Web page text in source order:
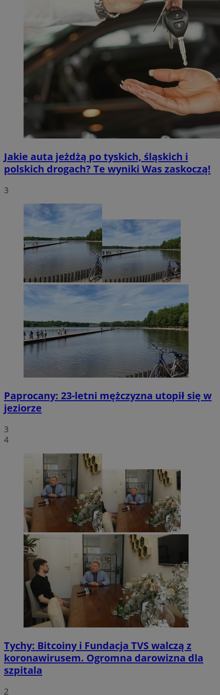
Jakie auta jeżdżą po tyskich, śląskich i
polskich drogach? Te wyniki Was zaskoczą!
3
Paprocany: 23-letni mężczyzna utopił się w
jeziorze
3
4
Tychy: Bitcoiny i Fundacja TVS walczą z
koronawirusem. Ogromna darowizna dla
szpitala
2